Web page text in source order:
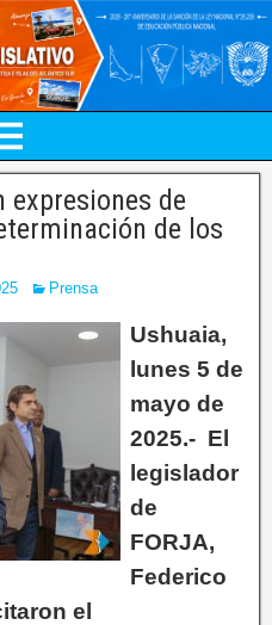
expresiones de
de los
Prensa
Ushuaia,
lunes 5 de
mayo de
2025.- El
legislador
de
FORJA,
Federico
el